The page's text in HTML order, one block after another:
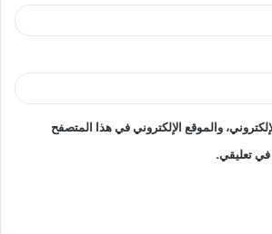
والموقع الإلكتروني في هذا المتصفح
في تعليقي.